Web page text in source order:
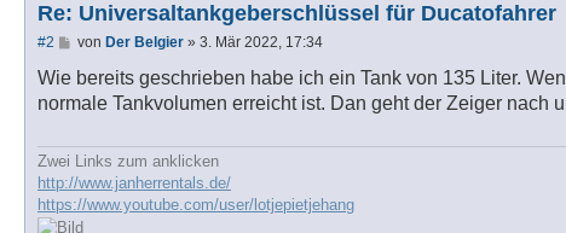
Re: Universaltankgeberschlüssel für Ducatofahrer
#2
B
r
von Der Belgier» 3. Mär 2022, 17:34
Wie bereits geschrieben habe ich ein Tank von 135 Liter.
normale Tankvolumen erreicht ist. Dan geht der Zeiger nach
Zwei Links zum anklicken
http://www.janherrentals.de/
https://www.youtube.com/user/lotjepietjehang